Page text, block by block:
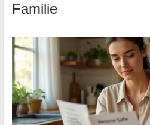
Familie